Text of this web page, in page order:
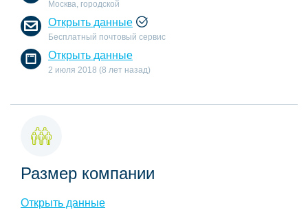
Москва, городской
Открыть данные
Бесплатный почтовый сервис
Открыть данные
2 июля 2018 (8 лет назад)
Размер компании
Открыть данные